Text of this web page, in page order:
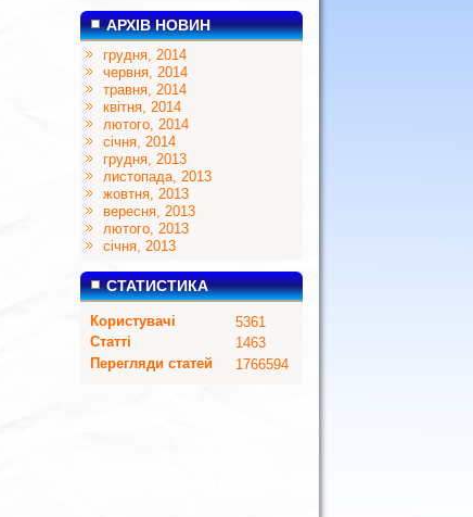
АРХІВ НОВИН
грудня, 2014
червня, 2014
травня, 2014
квітня, 2014
лютого, 2014
січня, 2014
грудня, 2013
листопада, 2013
жовтня, 2013
вересня, 2013
лютого, 2013
січня, 2013
СТАТИСТИКА
Користувачі
5361
Статті
1463
Перегляди статей
1766594